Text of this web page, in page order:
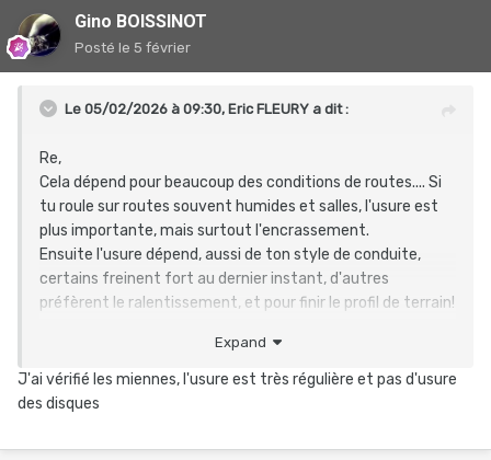
Gino BOISSINOT
Posté le 5 février
Le 05/02/2026 à 09:30, Eric FLEURY a dit :
Re,
Cela dépend pour beaucoup des conditions de routes.... Si
tu roule sur routes souvent humides et salles, l'usure est
plus importante, mais surtout l'encrassement.
Ensuite l'usure dépend, aussi de ton style de conduite,
certains freinent fort au dernier instant, d'autres
préfèrent le ralentissement, et pour finir le profil de terrain!
sont loin d'être usées ! Sur mon vtt, je l'ai changes plus
régulièrement (1an1/2 ou 2 ans) car l'encrassement est
plus profond, et même avec nettoyage elles finissent par
Sur les deux vélos, je nettoie régulièrement les plaquettes
Expand
J'ai vérifié les miennes, l'usure est très régulière et pas d'usure
des disques